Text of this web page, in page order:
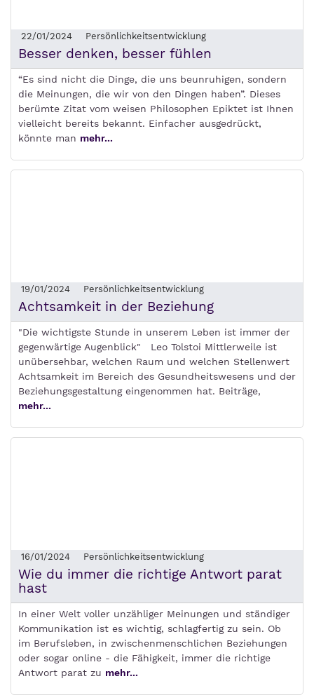
22/01/2024 Persönlichkeitsentwicklung
Besser denken, besser fühlen
“Es sind nicht die Dinge, die uns beunruhigen, sondern
die Meinungen, die wir von den Dingen haben”. Dieses
berümte Zitat vom weisen Philosophen Epiktet ist Ihnen
vielleicht bereits bekannt. Einfacher ausgedrückt,
könnte man mehr...
19/01/2024 Persönlichkeitsentwicklung
Achtsamkeit in der Beziehung
"Die wichtigste Stunde in unserem Leben ist immer der
gegenwärtige Augenblick" Leo Tolstoi Mittlerweile ist
unübersehbar, welchen Raum und welchen Stellenwert
Achtsamkeit im Bereich des Gesundheitswesens und der
Beziehungsgestaltung eingenommen hat. Beiträge,
mehr...
16/01/2024 Persönlichkeitsentwicklung
Wie du immer die richtige Antwort parat
hast
In einer Welt voller unzähliger Meinungen und ständiger
Kommunikation ist es wichtig, schlagfertig zu sein. Ob
im Berufsleben, in zwischenmenschlichen Beziehungen
oder sogar online - die Fähigkeit, immer die richtige
Antwort parat zu mehr...